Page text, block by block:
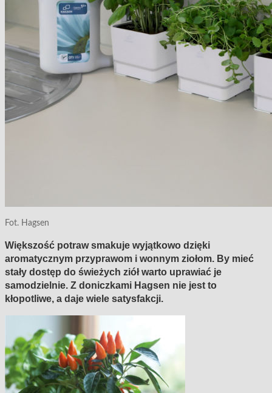
Fot. Hagsen
Większość potraw smakuje wyjątkowo dzięki
aromatycznym przyprawom i wonnym ziołom. By mieć
stały dostęp do świeżych ziół warto uprawiać je
samodzielnie. Z doniczkami Hagsen nie jest to
kłopotliwe, a daje wiele satysfakcji.